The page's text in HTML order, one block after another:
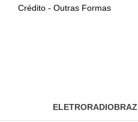
Crédito - Outras Formas